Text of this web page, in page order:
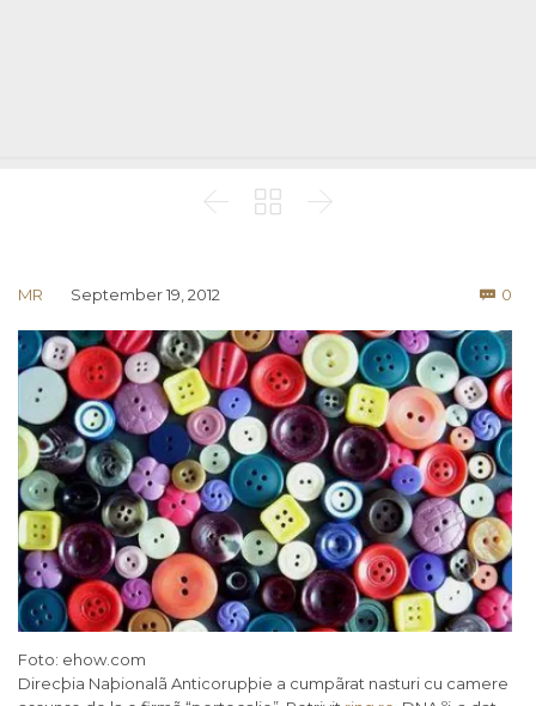
  
MR September 19, 2012  0
Foto: ehow.com
Direcþia Naþionalã Anticorupþie a cumpãrat nasturi cu camere